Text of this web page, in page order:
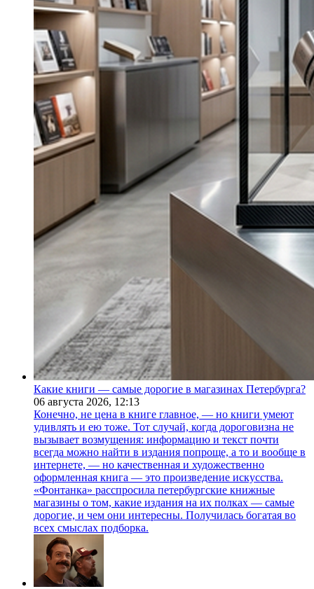
Какие книги — самые дорогие в магазинах Петербурга?
06 августа 2026, 12:13
Конечно, не цена в книге главное, — но книги умеют
удивлять и ею тоже. Тот случай, когда дороговизна не
вызывает возмущения: информацию и текст почти
всегда можно найти в издания попроще, а то и вообще в
интернете, — но качественная и художественно
оформленная книга — это произведение искусства.
«Фонтанка» расспросила петербургские книжные
магазины о том, какие издания на их полках — самые
дорогие, и чем они интересны. Получилась богатая во
всех смыслах подборка.